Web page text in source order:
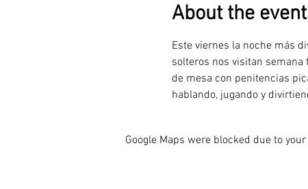
About the event
Este viernes la noche más
solteros nos visitan
de mesa con penitencias
hablando, jugando y
Google Maps were blocked due to